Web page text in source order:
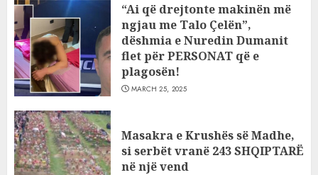
“Ai që drejtonte makinën më
ngjau me Talo Çelën”,
dëshmia e Nuredin Dumanit
flet për PERSONAT që e
plagosën!
MARCH 25, 2025
Masakra e Krushës së Madhe,
si serbët vranë 243 SHQIPTARË
në një vend